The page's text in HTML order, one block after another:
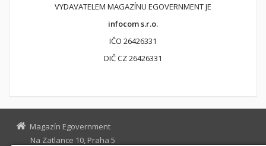
VYDAVATELEM MAGAZÍNU EGOVERNMENT JE
infocom s.r.o.
IČO 26426331
DIČ CZ 26426331
Magazín Egovernment
Na Zatlance 10, Praha 5